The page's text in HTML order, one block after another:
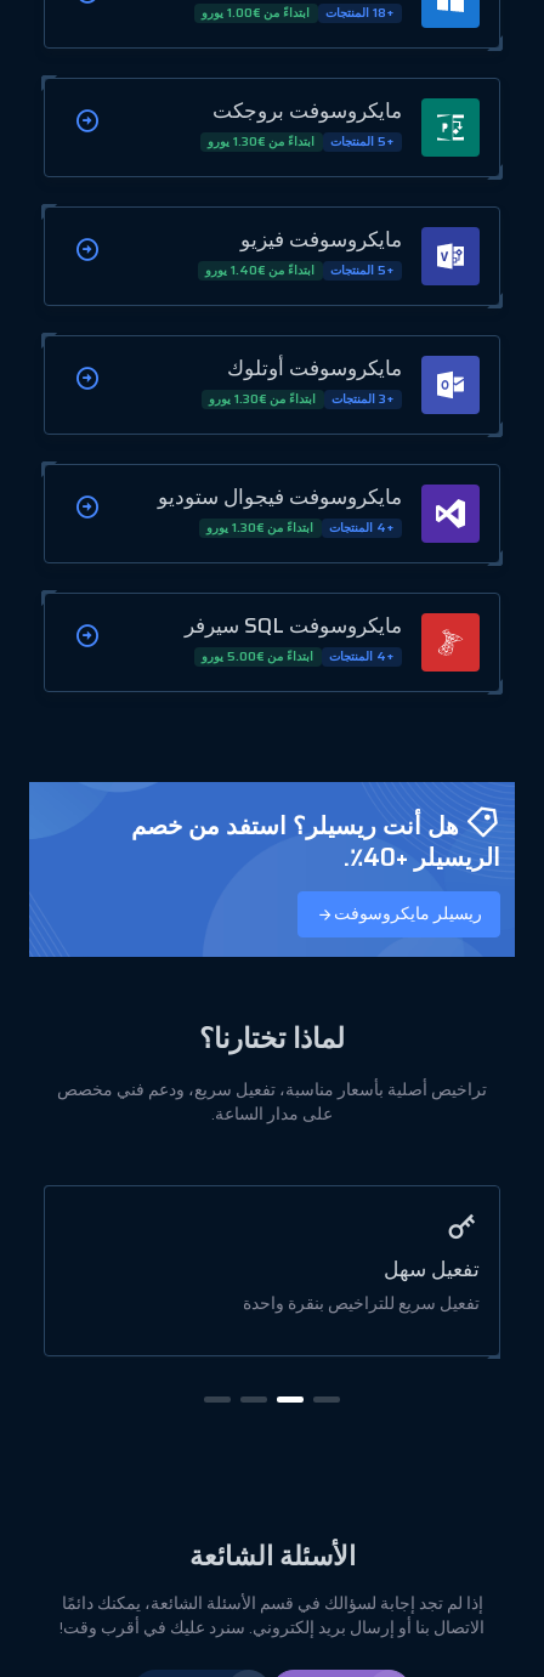
+18 المنتجات ابتداءً من €1.00 يورو
مايكروسوفت بروجكت
+5 المنتجات ابتداءً من €1.30 يورو
مايكروسوفت فيزيو
+5 المنتجات ابتداءً من €1.40 يورو
مايكروسوفت أوتلوك
+3 المنتجات ابتداءً من €1.30 يورو
مايكروسوفت فيجوال ستوديو
+4 المنتجات ابتداءً من €1.30 يورو
مايكروسوفت SQL سيرفر
+4 المنتجات ابتداءً من €5.00 يورو
هل أنت ريسيلر؟ استفد من خصم
الريسيلر +40٪.
ريسيلر مايكروسوفت
لماذا تختارنا؟
تراخيص أصلية بأسعار مناسبة، تفعيل سريع، ودعم فني مخصص
على مدار الساعة.
تفعيل سهل
تفعيل سريع للتراخيص بنقرة واحدة
الأسئلة الشائعة
إذا لم تجد إجابة لسؤالك في قسم الأسئلة الشائعة، يمكنك دائمًا
الاتصال بنا أو إرسال بريد إلكتروني. سنرد عليك في أقرب وقت!